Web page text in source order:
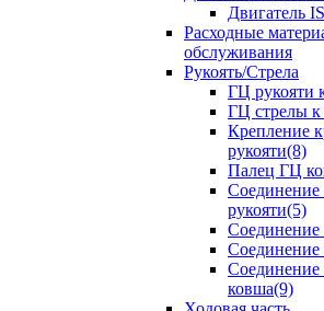
Двигатель
Расходные
обслуживания
Рукоять/Стрела
ГЦ рукояти
ГЦ стрелы к
Крепление
рукояти(8)
Палец ГЦ
Соединение
рукояти(5)
Соединение
Соединение
Соединение
ковша(9)